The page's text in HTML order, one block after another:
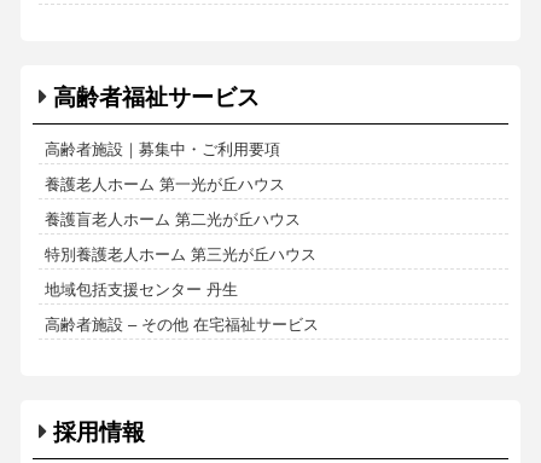
高齢者福祉サービス
高齢者施設｜募集中・ご利用要項
養護老人ホーム 第一光が丘ハウス
養護盲老人ホーム 第二光が丘ハウス
特別養護老人ホーム 第三光が丘ハウス
地域包括支援センター 丹生
高齢者施設 – その他 在宅福祉サービス
採用情報